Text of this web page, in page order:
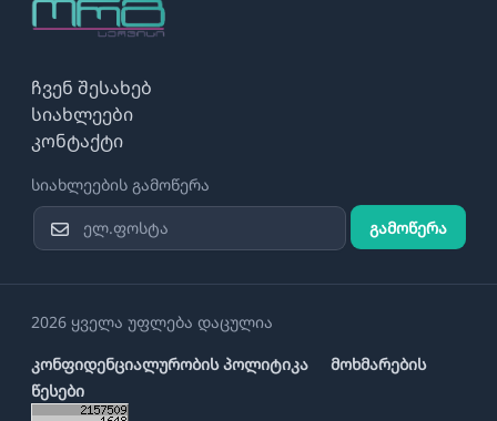
ჩვენ შესახებ
სიახლეები
კონტაქტი
სიახლეების გამოწერა
გამოწერა
2026 ყველა უფლება დაცულია
კონფიდენციალურობის პოლიტიკა
მოხმარების
წესები